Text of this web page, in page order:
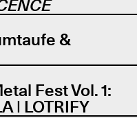
&
Fest Vol. 1:
| LOTRIFY